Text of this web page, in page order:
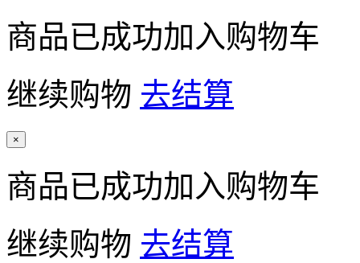
商品已成功加入购物车
继续购物 去结算
×
商品已成功加入购物车
继续购物 去结算